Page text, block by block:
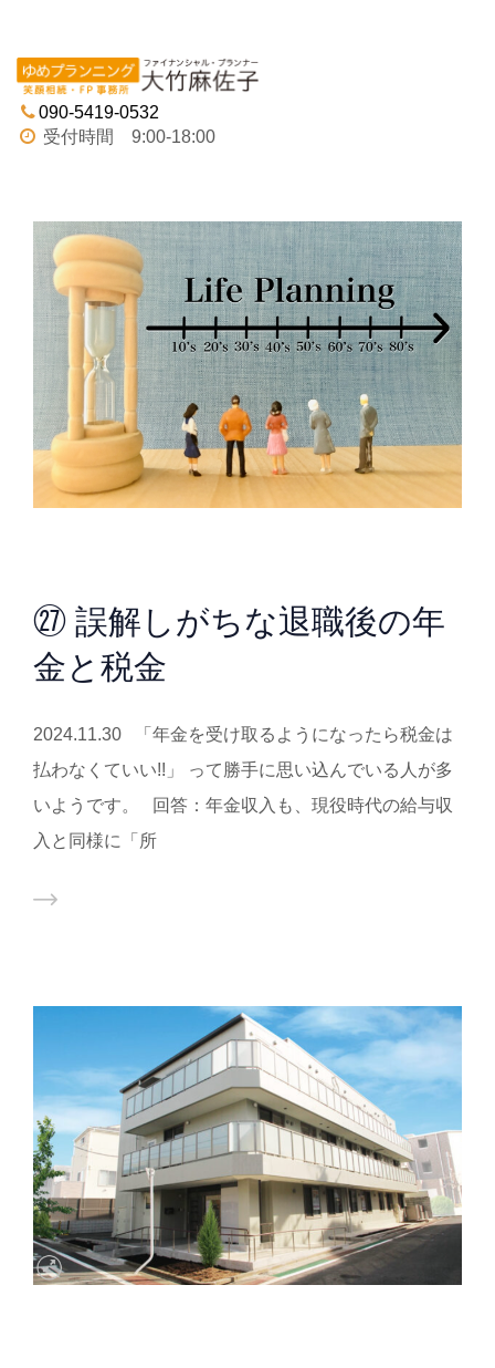
090-5419-0532
受付時間 9:00-18:00
㉗ 誤解しがちな退職後の年
金と税金
2024.11.30 「年金を受け取るようになったら税金は
払わなくていい!!」 って勝手に思い込んでいる人が多
いようです。 回答：年金収入も、現役時代の給与収
入と同様に「所